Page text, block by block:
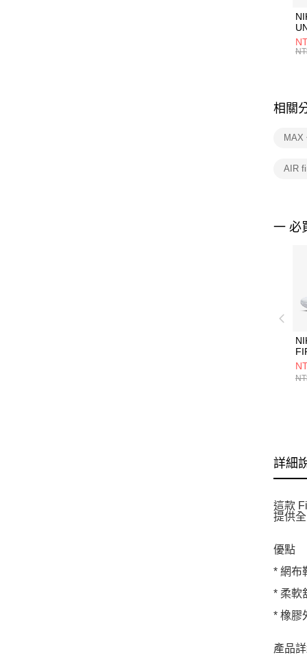
統
相關
MAX
AIR
一 必
詳細
這款
提供
優點
* 網布
* 柔軟
* 橡膠
產品